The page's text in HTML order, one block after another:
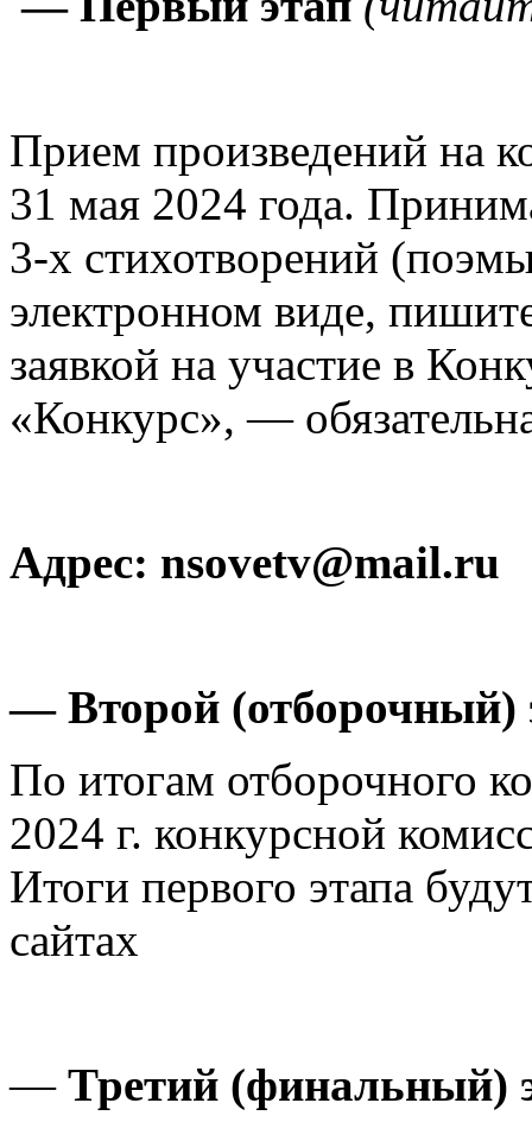
Прием произведений на
31 мая 2024 года.
3-х стихотворений
электронном виде,
заявкой на участие в
«Конкурс», —
Адрес: nsovetv@mail.ru
— Второй (отборочный)
По итогам отборочного
2024 г. конкурсной
Итоги первого этапа
сайтах
— Третий (финальный)